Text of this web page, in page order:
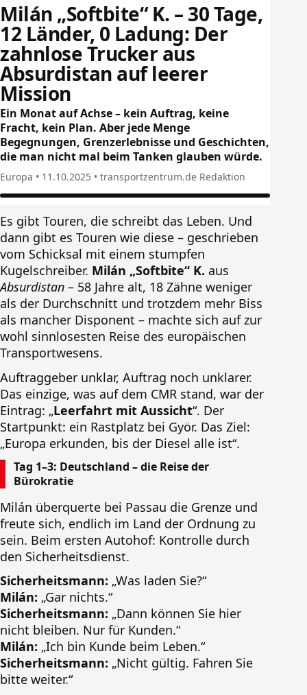
Milán „Softbite“ K. – 30 Tage,
12 Länder, 0 Ladung: Der
zahnlose Trucker aus
Absurdistan auf leerer
Mission
Ein Monat auf Achse – kein Auftrag, keine
Fracht, kein Plan. Aber jede Menge
Begegnungen, Grenzerlebnisse und Geschichten,
die man nicht mal beim Tanken glauben würde.
Europa • 11.10.2025 • transportzentrum.de Redaktion
Es gibt Touren, die schreibt das Leben. Und
dann gibt es Touren wie diese – geschrieben
vom Schicksal mit einem stumpfen
Kugelschreiber. Milán „Softbite“ K. aus
Absurdistan – 58 Jahre alt, 18 Zähne weniger
als der Durchschnitt und trotzdem mehr Biss
als mancher Disponent – machte sich auf zur
wohl sinnlosesten Reise des europäischen
Transportwesens.
Auftraggeber unklar, Auftrag noch unklarer.
Das einzige, was auf dem CMR stand, war der
Eintrag: „Leerfahrt mit Aussicht“. Der
Startpunkt: ein Rastplatz bei Györ. Das Ziel:
„Europa erkunden, bis der Diesel alle ist“.
Tag 1–3: Deutschland – die Reise der
Bürokratie
Milán überquerte bei Passau die Grenze und
freute sich, endlich im Land der Ordnung zu
sein. Beim ersten Autohof: Kontrolle durch
den Sicherheitsdienst.
Sicherheitsmann: „Was laden Sie?“
Milán: „Gar nichts.“
Sicherheitsmann: „Dann können Sie hier
nicht bleiben. Nur für Kunden.“
Milán: „Ich bin Kunde beim Leben.“
Sicherheitsmann: „Nicht gültig. Fahren Sie
bitte weiter.“